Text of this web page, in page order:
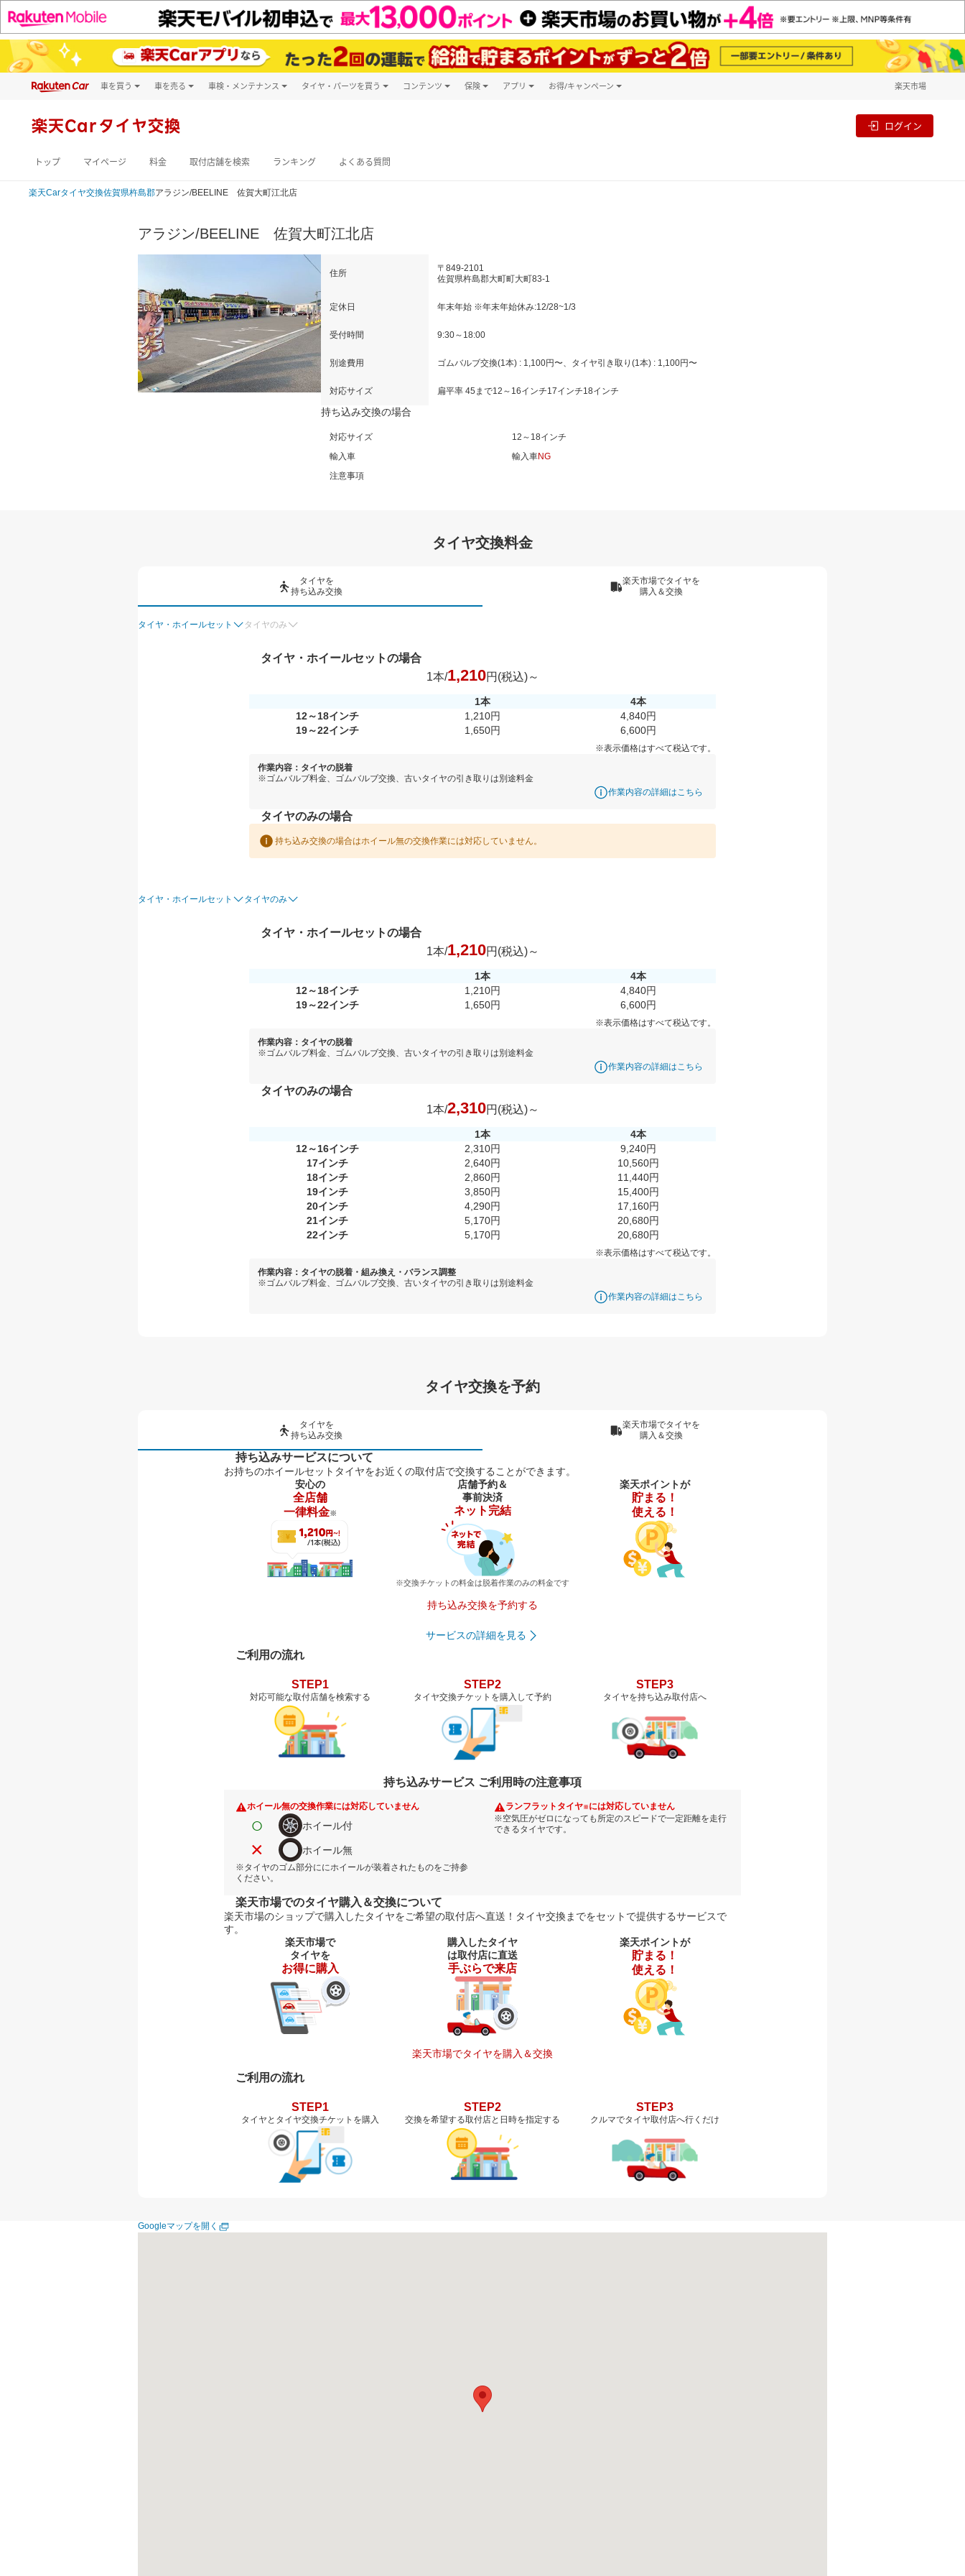
車を買う
新車
車を売る 車検・メンテナンス タイヤ・パーツを買う コンテンツ 保険 アプリ お得/キャンペーン 楽天市場
楽天Carタイヤ交換 ログイン
トップ マイページ 料金 取付店舗を検索 ランキング よくある質問
楽天Carタイヤ交換佐賀県杵島郡アラジン/BEELINE 佐賀大町江北店
アラジン/BEELINE 佐賀大町江北店
住所
〒849-2101
佐賀県杵島郡大町町大町83-1
定休日 年末年始 ※年末年始休み:12/28~1/3
受付時間 9:30～18:00
別途費用 ゴムバルブ交換(1本) : 1,100円〜、タイヤ引き取り(1本) : 1,100円〜
対応サイズ 扁平率 45まで12～16インチ17インチ18インチ
持ち込み交換の場合
対応サイズ
12～18インチ
輸入車
輸入車NG
注意事項
タイヤ交換料金
タイヤを
持ち込み交換
楽天市場でタイヤを
購入＆交換
タイヤ・ホイールセット タイヤのみ
タイヤ・ホイールセットの場合
1本/1,210円(税込)～
1本
4本
12～18インチ
1,210円
4,840円
19～22インチ
1,650円 6,600円
※表示価格はすべて税込です。
作業内容：タイヤの脱着
※ゴムバルブ料金、ゴムバルブ交換、古いタイヤの引き取りは別途料金
作業内容の詳細はこちら
タイヤのみの場合
持ち込み交換の場合はホイール無の交換作業には対応していません。
タイヤ・ホイールセット タイヤのみ
タイヤ・ホイールセットの場合
1本/1,210円(税込)～
1本
4本
12～18インチ
1,210円
4,840円
19～22インチ
1,650円 6,600円
※表示価格はすべて税込です。
作業内容：タイヤの脱着
※ゴムバルブ料金、ゴムバルブ交換、古いタイヤの引き取りは別途料金
作業内容の詳細はこちら
タイヤのみの場合
1本/2,310円(税込)～
1本
4本
12～16インチ
2,310円
9,240円
17インチ
2,640円
10,560円
18インチ
2,860円
11,440円
19インチ
3,850円
15,400円
20インチ
4,290円
17,160円
21インチ
5,170円
20,680円
22インチ
5,170円 20,680円
※表示価格はすべて税込です。
作業内容：タイヤの脱着・組み換え・バランス調整
※ゴムバルブ料金、ゴムバルブ交換、古いタイヤの引き取りは別途料金
作業内容の詳細はこちら
タイヤ交換を予約
タイヤを
持ち込み交換
楽天市場でタイヤを
購入＆交換
持ち込みサービスについて
お持ちのホイールセットタイヤをお近くの取付店で交換することができます。
安心の
全店舗
一律料金※
店舗予約＆
事前決済
ネット完結
楽天ポイントが
貯まる！
使える！
※交換チケットの料金は脱着作業のみの料金です
持ち込み交換を予約する
サービスの詳細を見る
ご利用の流れ
STEP1
対応可能な取付店舗を検索する
STEP2
タイヤ交換チケットを購入して予約
STEP3
タイヤを持ち込み取付店へ
持ち込みサービス ご利用時の注意事項
ホイール無の交換作業には対応していません
○ ホイール付
× ホイール無
※タイヤのゴム部分ににホイールが装着されたものをご持参
ください。
ランフラットタイヤ※ には対応していません
※空気圧がゼロになっても所定のスピードで一定距離を走行
できるタイヤです。
楽天市場でのタイヤ購入＆交換について
楽天市場のショップで購入したタイヤをご希望の取付店へ直送！タイヤ交換までをセットで提供するサービスで
す。
楽天市場で
タイヤを
お得に購入
購入したタイヤ
は取付店に直送
手ぶらで来店
楽天ポイントが
貯まる！
使える！
楽天市場でタイヤを購入＆交換
ご利用の流れ
STEP1
タイヤとタイヤ交換チケットを購入
STEP2
交換を希望する取付店と日時を指定する
STEP3
クルマでタイヤ取付店へ行くだけ
Googleマップを開く